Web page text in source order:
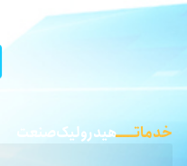
خدماتـــــهیدرولیک صنعت